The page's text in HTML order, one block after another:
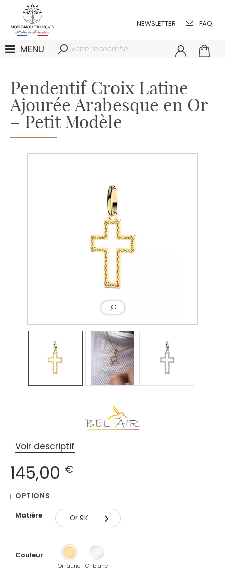
NEWSLETTER FAQ
MENU
Pendentif Croix Latine
Ajourée Arabesque en Or
– Petit Modèle
Voir descriptif
145,00 €
OPTIONS
Matière Or 9K
Or 18K
Couleur
Or jaune Or blanc